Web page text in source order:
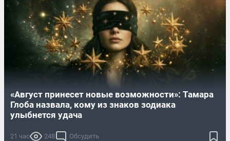
«Август принесет новые возможности»: Тамара
Глоба назвала, кому из знаков зодиака
улыбнется удача
21 час 248 Обсудить